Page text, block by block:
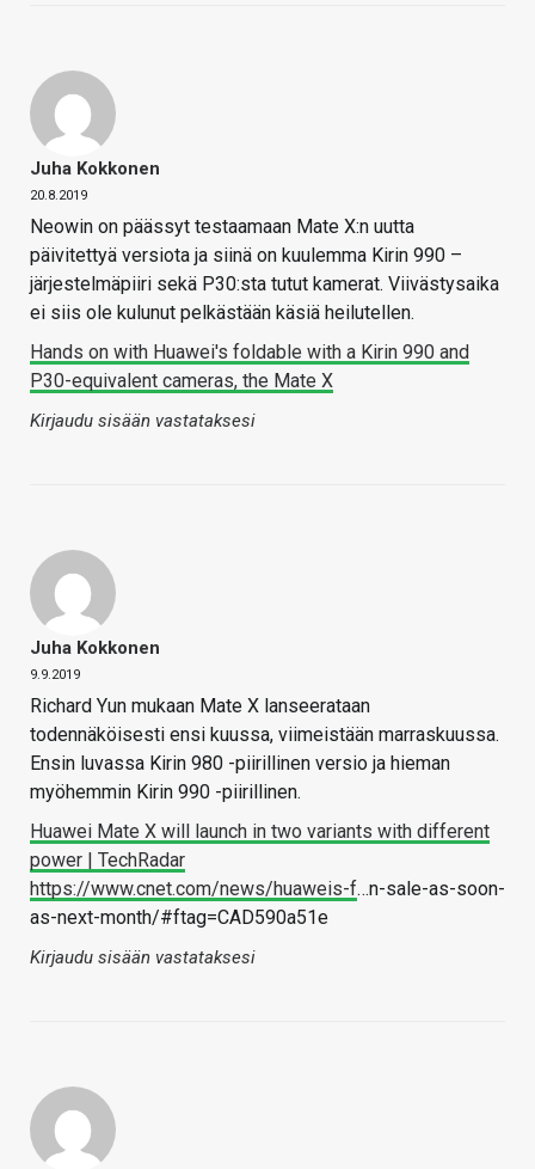
Juha Kokkonen
20.8.2019
Neowin on päässyt testaamaan Mate X:n uutta
päivitettyä versiota ja siinä on kuulemma Kirin 990 –
järjestelmäpiiri sekä P30:sta tutut kamerat. Viivästysaika
ei siis ole kulunut pelkästään käsiä heilutellen.
Hands on with Huawei's foldable with a Kirin 990 and
P30-equivalent cameras, the Mate X
Kirjaudu sisään vastataksesi
Juha Kokkonen
9.9.2019
Richard Yun mukaan Mate X lanseerataan
todennäköisesti ensi kuussa, viimeistään marraskuussa.
Ensin luvassa Kirin 980 -piirillinen versio ja hieman
myöhemmin Kirin 990 -piirillinen.
Huawei Mate X will launch in two variants with different
power | TechRadar
https://www.cnet.com/news/huaweis-f…n-sale-as-soon-
as-next-month/#ftag=CAD590a51e
Kirjaudu sisään vastataksesi